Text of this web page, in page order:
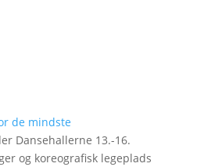
de mindste
Dansehallerne 13.-16.
og koreografisk legeplads